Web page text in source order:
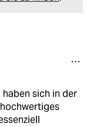
sich in der